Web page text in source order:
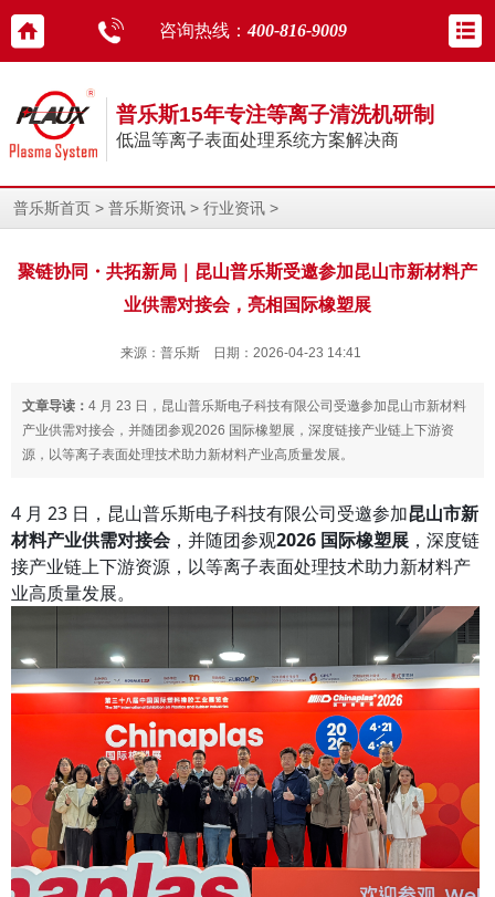
咨询热线： 400-816-9009
普乐斯15年专注等离子清洗机研制
低温等离子表面处理系统方案解决商
普乐斯首页 > 普乐斯资讯 > 行业资讯 >
聚链协同・共拓新局｜昆山普乐斯受邀参加昆山市新材料产
业供需对接会，亮相国际橡塑展
来源：普乐斯 日期：2026-04-23 14:41
文章导读： 4 月 23 日，昆山普乐斯电子科技有限公司受邀参加昆山市新材料
产业供需对接会，并随团参观2026 国际橡塑展，深度链接产业链上下游资
源，以等离子表面处理技术助力新材料产业高质量发展。
4 月 23 日，昆山普乐斯电子科技有限公司受邀参加昆山市新
材料产业供需对接会 ，并随团参观2026 国际橡塑展 ，深度链
接产业链上下游资源，以等离子表面处理技术助力新材料产
业高质量发展。